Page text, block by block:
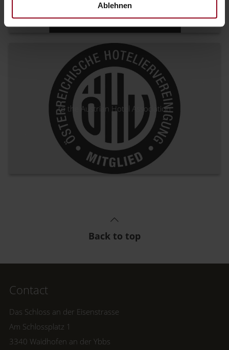
Ablehnen
to the Austrian Hotel Association
Back to top
Contact
Das Schloss an der Eisenstrasse
Am Schlossplatz 1
3340 Waidhofen an der Ybbs